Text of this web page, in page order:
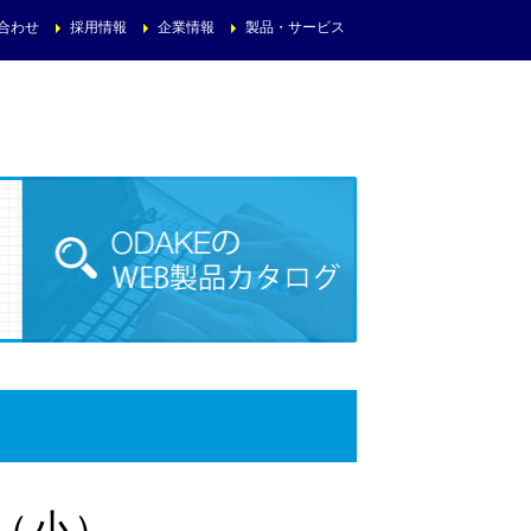
製品・サービス
企業情報
採用情報
わせ